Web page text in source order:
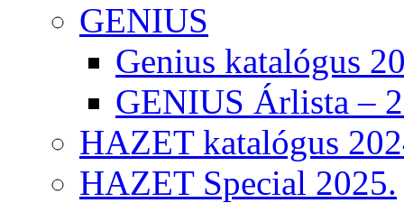
GENIUS
Genius katalógus
GENIUS Árlista –
HAZET katalógus
HAZET Special 2025.